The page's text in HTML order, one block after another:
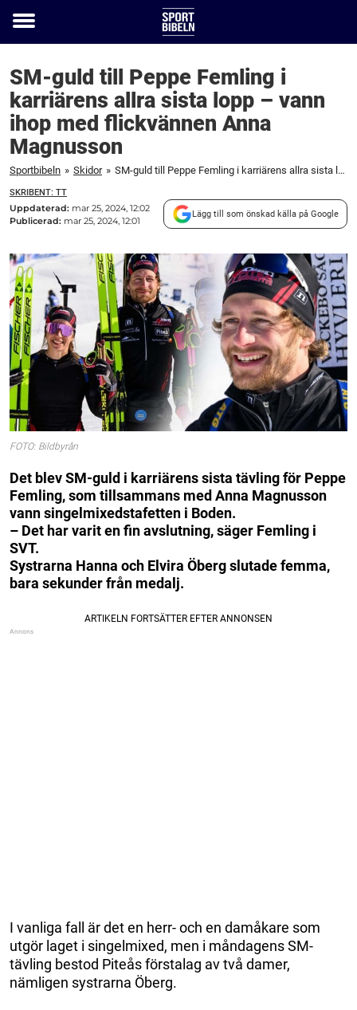
Toggle
SM-guld till Peppe Femling i
karriärens allra sista lopp – vann
ihop med flickvännen Anna
Magnusson
Sportbibeln » Skidor » SM-guld till Peppe Femling i karriärens allra sista lopp – vann ihop med flickvännen Anna Magnusson
SKRIBENT: TT
Uppdaterad: mar 25, 2024, 12:02
Publicerad: mar 25, 2024, 12:01
Lägg till som önskad källa på Google
FOTO: Bildbyrån
Det blev SM-guld i karriärens sista tävling för Peppe
Femling, som tillsammans med Anna Magnusson
vann singelmixedstafetten i Boden.
– Det har varit en fin avslutning, säger Femling i
SVT.
Systrarna Hanna och Elvira Öberg slutade femma,
bara sekunder från medalj.
I vanliga fall är det en herr- och en damåkare som
utgör laget i singelmixed, men i måndagens SM-
tävling bestod Piteås förstalag av två damer,
nämligen systrarna Öberg.